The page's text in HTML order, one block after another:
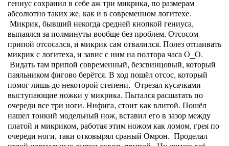
гениус сохранил в себе аж три микрика, по размерам
абсолютно таких же, как и в современном логитехе.
Микрик, бывший некогда средней кнопкой гениуса,
выпаялся за полминуты вообще без проблем. Отсосом
припой отсосался, и микрик сам отвалился. Полез отпаивать
микрик с логитеха, и завис с ним на полтора часа О_О.
Видать там припой современный, безсвинцовый, который
паяльником фигово берётся. В ход пошёл отсос, который
помог лишь до некоторой степени. Отрезал кусачками
выступающие ножки у микрика. Пытался расшатать по
очереди все три ноги. Нифига, стоит как влитой. Пошёл
нашел тонкий модельный нож, вставил его в зазор между
платой и микриком, работая этим ножом как ломом, грея по
очереди ноги, таки отковырял сраный Омрон. Проделал